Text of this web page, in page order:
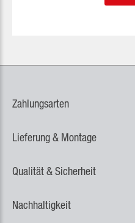
Zahlungsarten
Lieferung & Montage
Qualität & Sicherheit
Nachhaltigkeit